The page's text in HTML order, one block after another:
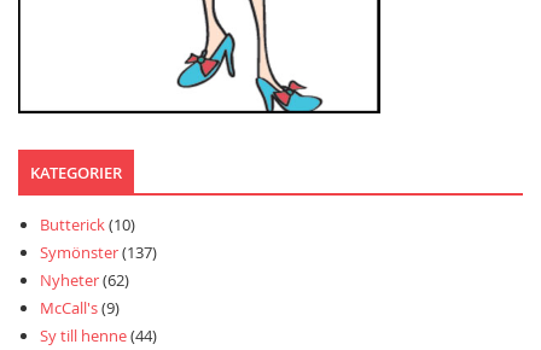
KATEGORIER
Butterick(10)
Symönster(137)
Nyheter(62)
McCall's(9)
Sy till henne(44)